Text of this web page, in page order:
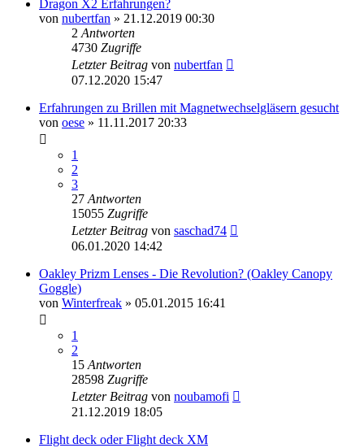
Dragon X2 Erfahrungen?
von nubertfan » 21.12.2019 00:30
2 Antworten
4730 Zugriffe
Letzter Beitrag von nubertfan
07.12.2020 15:47
Erfahrungen zu Brillen mit Magnetwechselgläsern gesucht
von oese » 11.11.2017 20:33
1
2
3
27 Antworten
15055 Zugriffe
Letzter Beitrag von saschad74
06.01.2020 14:42
Oakley Prizm Lenses - Die Revolution? (Oakley Canopy
Goggle)
von Winterfreak » 05.01.2015 16:41
1
2
15 Antworten
28598 Zugriffe
Letzter Beitrag von noubamofi
21.12.2019 18:05
Flight deck oder Flight deck XM